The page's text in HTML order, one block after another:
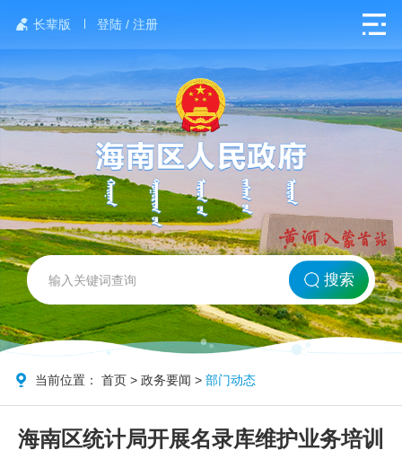
长辈版 登陆 / 注册
网站首页
北方海南
政务要闻
党务公开
搜索
当前位置：首页 >政务要闻 >部门动态
海南区统计局开展名录库维护业务培训